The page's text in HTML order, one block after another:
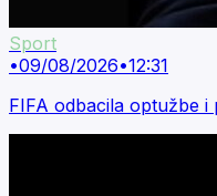
Sport
•09/08/2026•12:31
FIFA odbacila optužbe